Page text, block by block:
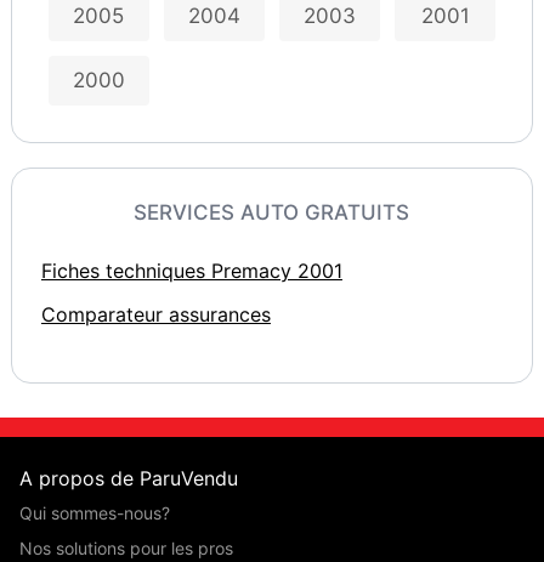
2005 2004 2003 2001
2000
SERVICES AUTO GRATUITS
Fiches techniques Premacy 2001
Comparateur assurances
A propos de ParuVendu
Qui sommes-nous?
Nos solutions pour les pros